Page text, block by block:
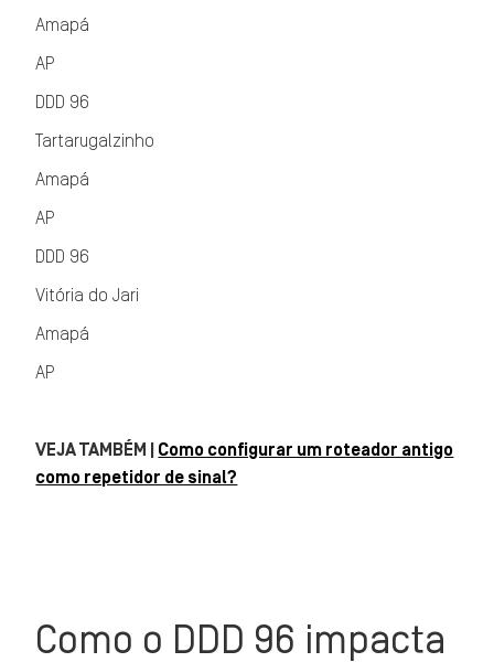
Amapá
AP
DDD 96
Tartarugalzinho
Amapá
AP
DDD 96
Vitória do Jari
Amapá
AP
VEJA TAMBÉM | Como configurar um roteador antigo
como repetidor de sinal?
Como o DDD 96 impacta